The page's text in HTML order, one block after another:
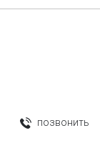
позвонить